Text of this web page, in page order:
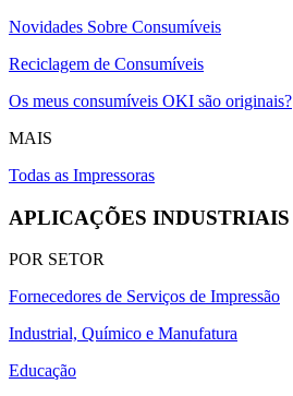
Novidades Sobre Consumíveis
Reciclagem de Consumíveis
Os meus consumíveis OKI são originais?
MAIS
Todas as Impressoras
APLICAÇÕES INDUSTRIAIS
POR SETOR
Fornecedores de Serviços de Impressão
Industrial, Químico e Manufatura
Educação